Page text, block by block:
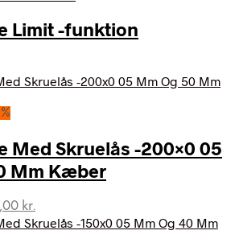
kr..
er:
1.851,83 kr..
Limit -funktion
Med Skruelås -200×0 05
Mm Kæber
kr.
aktuelle